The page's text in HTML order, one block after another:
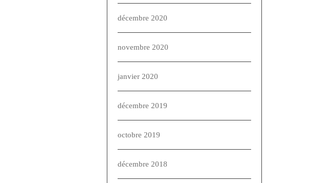
décembre 2020
novembre 2020
janvier 2020
décembre 2019
octobre 2019
décembre 2018